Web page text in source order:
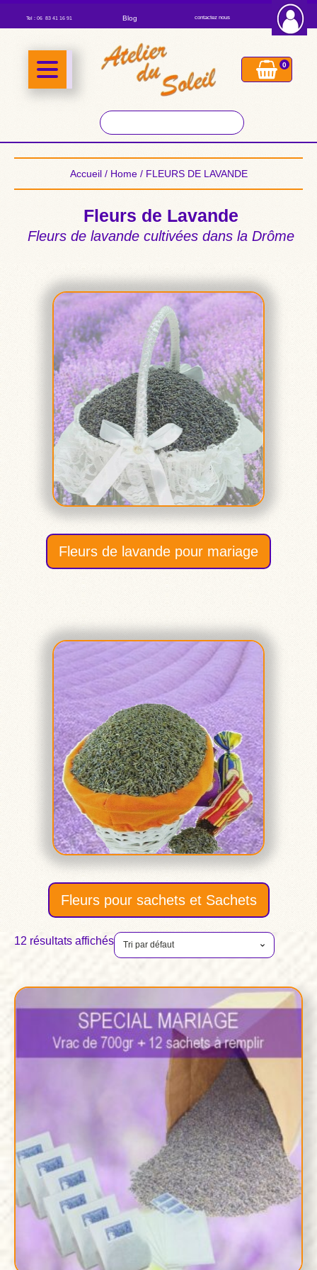
Tel : 06 83 41 16 91 Blog contactez nous
0
Accueil/ Home/ FLEURS DE LAVANDE
Fleurs de Lavande
Fleurs de lavande cultivées dans la Drôme
Fleurs de lavande pour mariage
Fleurs pour sachets et Sachets
12 résultats affichés